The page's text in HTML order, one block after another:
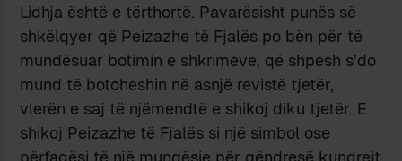
Lidhja është e tërthortë. Pavarësisht punës së
shkëlqyer që Peizazhe të Fjalës po bën për të
mundësuar botimin e shkrimeve, që shpesh s’do
mund të botoheshin në asnjë revistë tjetër,
vlerën e saj të njëmendtë e shikoj diku tjetër. E
shikoj Peizazhe të Fjalës si një simbol ose